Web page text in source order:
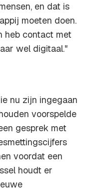
en dat is
moeten doen.
heb contact met
wel digitaal."
nu zijn ingegaan
voorspelde
gesprek met
voordat een
houdt er